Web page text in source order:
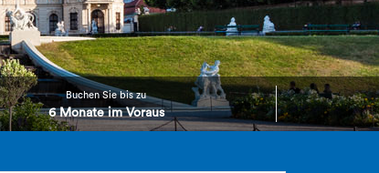
Buchen Sie bis zu
6 Monate im Voraus